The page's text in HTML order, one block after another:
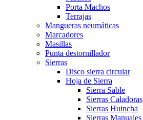
Porta Machos
Terrajas
Mangueras neumáticas
Marcadores
Masillas
Punta destornillador
Sierras
Disco sierra circular
Hoja de Sierra
Sierra Sable
Sierras Caladoras
Sierras Huincha
Sierras Manuales